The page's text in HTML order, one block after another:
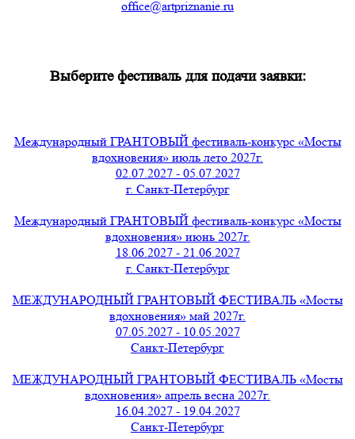
office@artpriznanie.ru
Выберите фестиваль для подачи заявки:
Международный ГРАНТОВЫЙ фестиваль-конкурс «Мосты
вдохновения» июль лето 2027г.
02.07.2027 - 05.07.2027
г. Санкт-Петербург
Международный ГРАНТОВЫЙ фестиваль-конкурс «Мосты
вдохновения» июнь 2027г.
18.06.2027 - 21.06.2027
г. Санкт-Петербург
МЕЖДУНАРОДНЫЙ ГРАНТОВЫЙ ФЕСТИВАЛЬ «Мосты
вдохновения» май 2027г.
07.05.2027 - 10.05.2027
Санкт-Петербург
МЕЖДУНАРОДНЫЙ ГРАНТОВЫЙ ФЕСТИВАЛЬ «Мосты
вдохновения» апрель весна 2027г.
16.04.2027 - 19.04.2027
Санкт-Петербург